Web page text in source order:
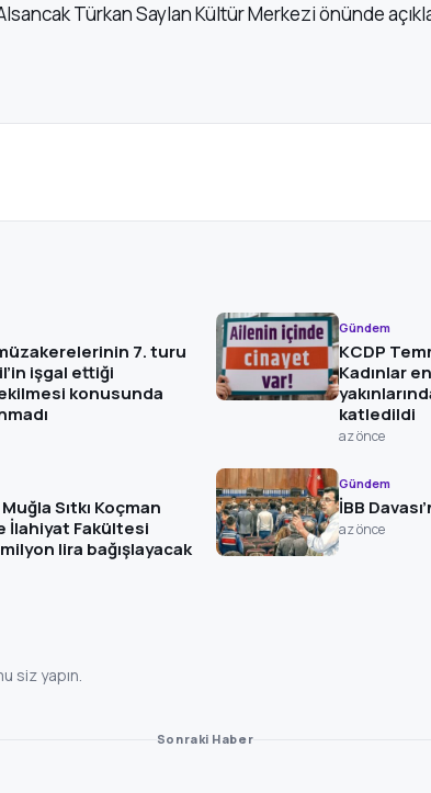
Türkan Saylan Kültür Merkezi önünde
7. turu
işgal ettiği
konusunda
Gündem
KCDP
Kadınlar
katledildi
az önce
Sıtkı Koçman
İlahiyat Fakültesi
lira bağışlayacak
Gündem
İBB
az önce
siz yapın.
Sonraki Haber